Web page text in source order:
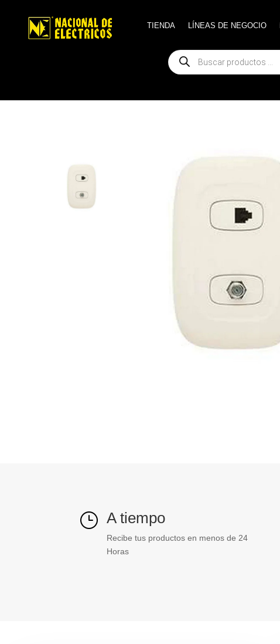
TIENDA LÍNEAS DE NEGOCIO
Búsqueda
de
productos
TIENDA LÍNEAS DE NEGOCIO
Búsqueda
de
productos
} A tiempo
Recibe tus productos en menos de 24
Horas